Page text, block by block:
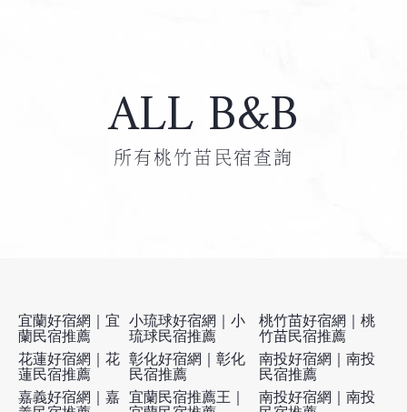
ALL B&B
所有桃竹苗民宿查詢
宜蘭好宿網｜宜
蘭民宿推薦
小琉球好宿網｜小
琉球民宿推薦
桃竹苗好宿網｜桃
竹苗民宿推薦
花蓮好宿網｜花
蓮民宿推薦
彰化好宿網｜彰化
民宿推薦
南投好宿網｜南投
民宿推薦
嘉義好宿網｜嘉 宜蘭民宿推薦王｜
南投好宿網｜南投